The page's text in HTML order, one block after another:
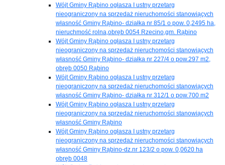
Wójt Gminy Rąbino ogłasza I ustny przetarg
nieograniczony na sprzedaż nieruchomości stanowiących
własność Gminy Rąbino- działka nr 85/1 o pow. 0,2495 ha,
nieruchmość rolna,obręb 0054 Rzecino,gm. Rąbino
Wójt Gminy Rąbino ogłasza I ustny przetarg
nieograniczony na sprzedaż nieruchomości stanowiących
własność Gminy Rąbino- działka nr 227/4 o pow.297 m2,
obręb 0050 Rąbino
Wójt Gminy Rąbino ogłasza I ustny przetarg
nieograniczony na sprzedaż nieruchomości stanowiących
własność Gminy Rąbino- działka nr 312/1 o pow.700 m2
Wójt Gminy Rąbino ogłasza I ustny przetarg
nieograniczony na sprzedaż nieruchomości stanowiących
własność Gminy Rąbino
Wójt Gminy Rąbino ogłasza I ustny przetarg
nieograniczony na sprzedaż nieruchomości stanowiących
własność Gminy Rąbino-dz.nr 123/2 o pow. 0,0620 ha
obręb 0048